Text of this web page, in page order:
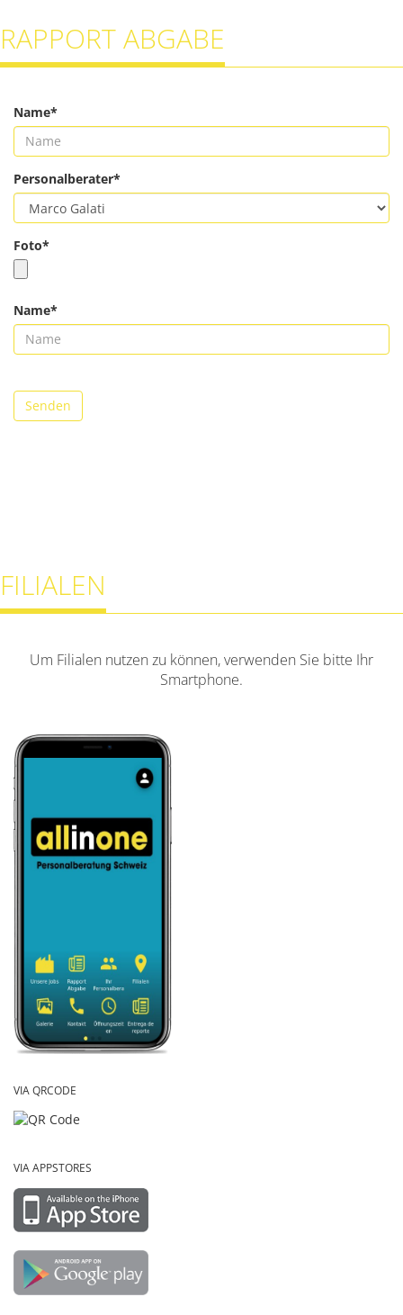
RAPPORT ABGABE
Name*
Personalberater*
Foto*
Name*
Senden
FILIALEN
Um Filialen nutzen zu können, verwenden Sie bitte Ihr
Smartphone.
VIA QRCODE
VIA APPSTORES